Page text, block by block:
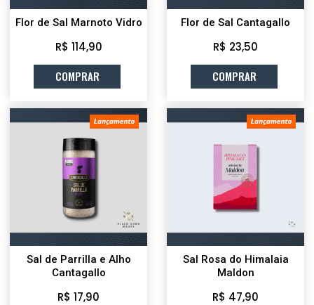
Flor de Sal Marnoto Vidro
R$ 114,90
COMPRAR
Flor de Sal Cantagallo
R$ 23,50
COMPRAR
Sal de Parrilla e Alho
Cantagallo
R$ 17,90
Sal Rosa do Himalaia
Maldon
R$ 47,90